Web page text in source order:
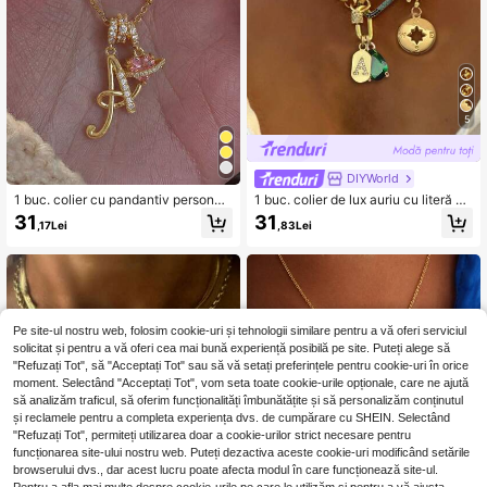
1 buc. colier cu pandantiv personali
zat cu scris de mână, simplu și drăg
uț, cu piatră prețioasă în formă de in
noxidabil, stil fashion casual, person
alizare custom, cadou unic pentru i
ubită, mamă, vintage simplu, unisex,
casual drăguț, personalizabil, cado
ea, cadou pentru iubit, iubită, tată,
mamă, familie, prieteni, potrivit pent
ru aniversare, Ziua Îndrăgostiților, zi
de naștere, absolvire, bal, petrecer
e, fashion de toamnă
31 ,17Lei
5
DIYWorld
1 buc. colier de lux auriu cu literă A-
Z, lanț unic cu busolă și diamant ver
de, din oțel inoxidabil, pentru decor
31 ,83Lei
Pe site-ul nostru web, folosim cookie-uri și tehnologii similare pentru a vă oferi serviciul
solicitat și pentru a vă oferi cea mai bună experiență posibilă pe site. Puteți alege să
"Refuzați Tot", să "Acceptați Tot" sau să vă setați preferințele pentru cookie-uri în orice
moment. Selectând "Acceptați Tot", vom seta toate cookie-urile opționale, care ne ajută
să analizăm traficul, să oferim funcționalități îmbunătățite și să personalizăm conținutul
și reclamele pentru a completa experiența dvs. de cumpărare cu SHEIN. Selectând
"Refuzați Tot", permiteți utilizarea doar a cookie-urilor strict necesare pentru
funcționarea site-ului nostru web. Puteți dezactiva aceste cookie-uri modificând setările
browserului dvs., dar acest lucru poate afecta modul în care funcționează site-ul.